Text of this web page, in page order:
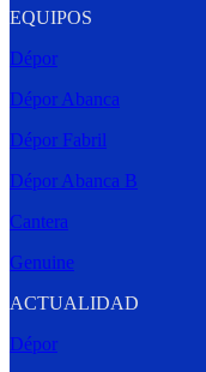
EQUIPOS
Dépor
Dépor Abanca
Dépor Fabril
Dépor Abanca B
Cantera
Genuine
ACTUALIDAD
Dépor